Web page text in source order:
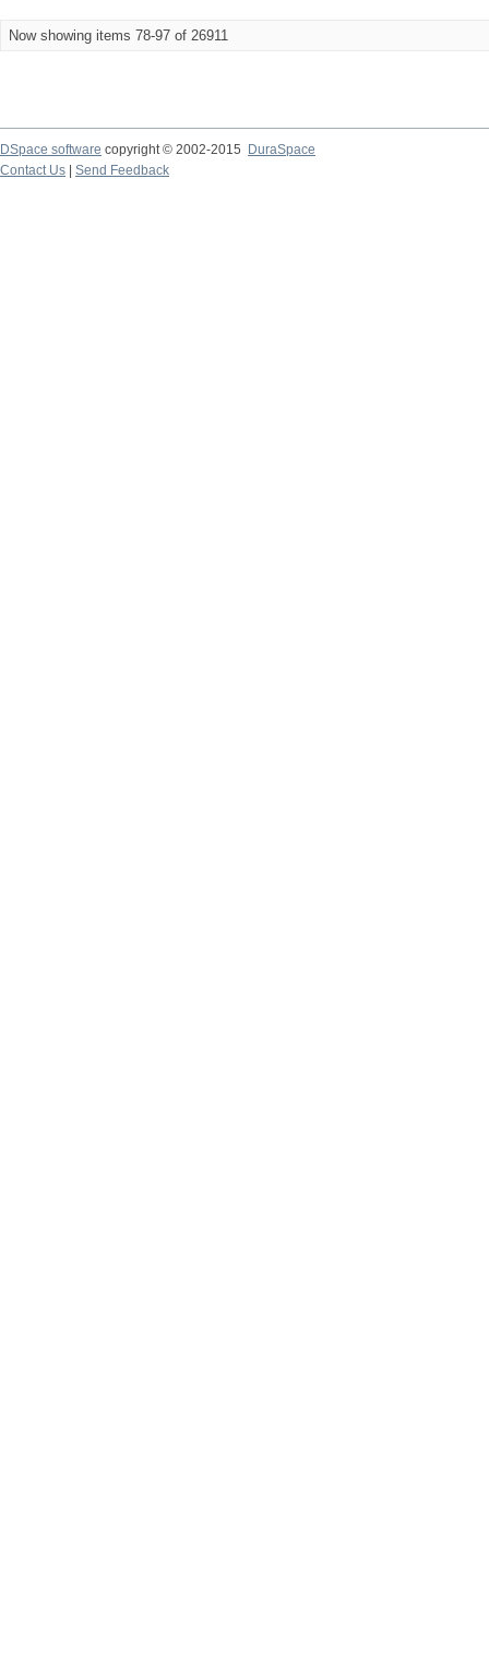
Now showing items 78-97 of 26911
DSpace software copyright © 2002-2015
DuraSpace
Contact Us
Send Feedback